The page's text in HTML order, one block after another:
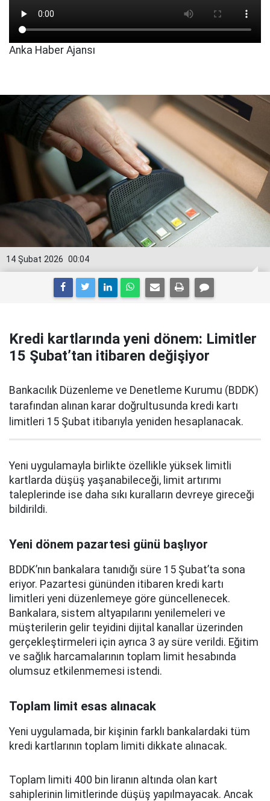
Anka Haber Ajansı
00:04
14 Şubat 2026
Kredi kartlarında yeni dönem: Limitler
15 Şubat’tan itibaren değişiyor
Bankacılık Düzenleme ve Denetleme Kurumu (BDDK)
tarafından alınan karar doğrultusunda kredi kartı
limitleri 15 Şubat itibarıyla yeniden hesaplanacak.
Yeni uygulamayla birlikte özellikle yüksek limitli
kartlarda düşüş yaşanabileceği, limit artırımı
taleplerinde ise daha sıkı kuralların devreye gireceği
bildirildi.
Yeni dönem pazartesi günü başlıyor
BDDK’nın bankalara tanıdığı süre 15 Şubat’ta sona
eriyor. Pazartesi gününden itibaren kredi kartı
limitleri yeni düzenlemeye göre güncellenecek.
Bankalara, sistem altyapılarını yenilemeleri ve
müşterilerin gelir teyidini dijital kanallar üzerinden
gerçekleştirmeleri için ayrıca 3 ay süre verildi. Eğitim
ve sağlık harcamalarının toplam limit hesabında
olumsuz etkilenmemesi istendi.
Toplam limit esas alınacak
Yeni uygulamada, bir kişinin farklı bankalardaki tüm
kredi kartlarının toplam limiti dikkate alınacak.
Toplam limiti 400 bin liranın altında olan kart
sahiplerinin limitlerinde düşüş yapılmayacak. Ancak